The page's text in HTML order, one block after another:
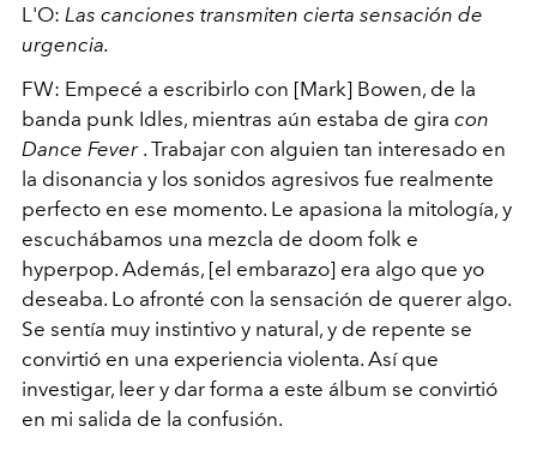
L'O: Las canciones transmiten cierta sensación de
urgencia.
FW: Empecé a escribirlo con [Mark] Bowen, de la
banda punk Idles, mientras aún estaba de gira con
Dance Fever. Trabajar con alguien tan interesado en
la disonancia y los sonidos agresivos fue realmente
perfecto en ese momento. Le apasiona la mitología, y
escuchábamos una mezcla de doom folk e
hyperpop. Además, [el embarazo] era algo que yo
deseaba. Lo afronté con la sensación de querer algo.
Se sentía muy instintivo y natural, y de repente se
convirtió en una experiencia violenta. Así que
investigar, leer y dar forma a este álbum se convirtió
en mi salida de la confusión.